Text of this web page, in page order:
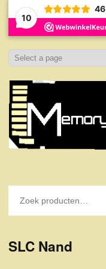
10
46
SLC Nand